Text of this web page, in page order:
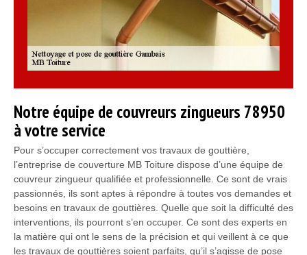
Notre équipe de couvreurs zingueurs 78950
à votre service
Pour s’occuper correctement vos travaux de gouttière,
l’entreprise de couverture MB Toiture dispose d’une équipe de
couvreur zingueur qualifiée et professionnelle. Ce sont de vrais
passionnés, ils sont aptes à répondre à toutes vos demandes et
besoins en travaux de gouttières. Quelle que soit la difficulté des
interventions, ils pourront s’en occuper. Ce sont des experts en
la matière qui ont le sens de la précision et qui veillent à ce que
les travaux de gouttières soient parfaits, qu’il s’agisse de pose